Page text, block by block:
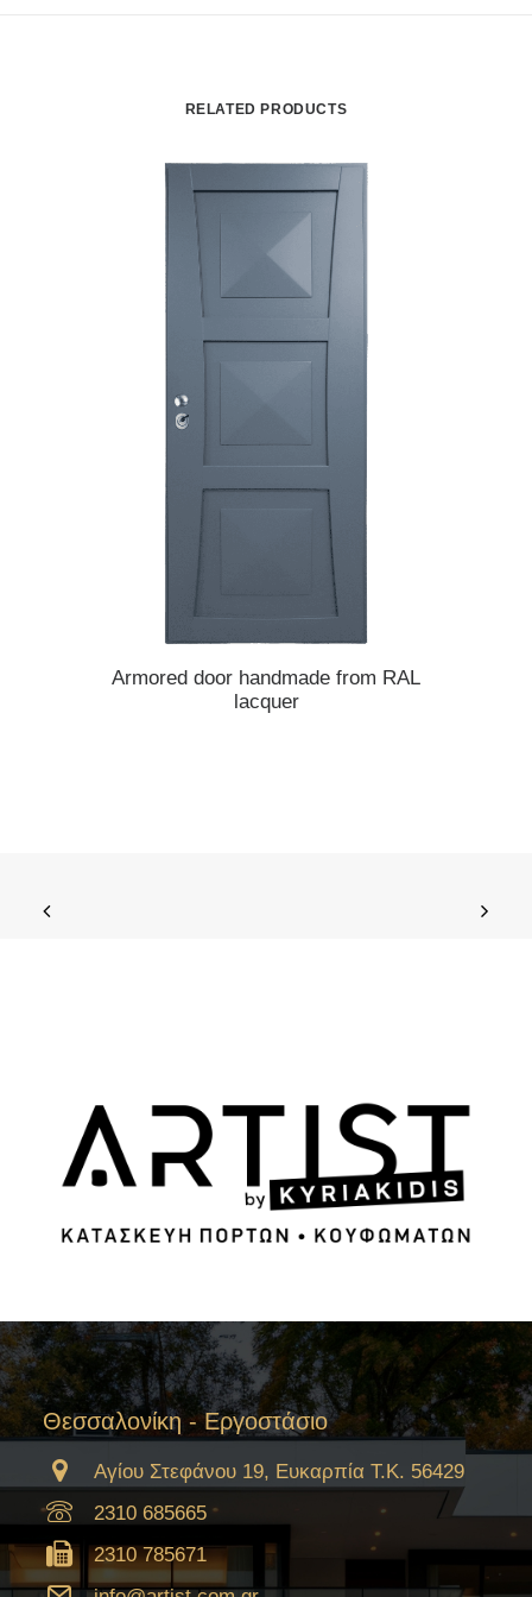
RELATED PRODUCTS
READ MORE
Armored door handmade from RAL
lacquer
Θεσσαλονίκη - Εργοστάσιο
Αγίου Στεφάνου 19, Ευκαρπία Τ.Κ. 56429
2310 685665
2310 785671